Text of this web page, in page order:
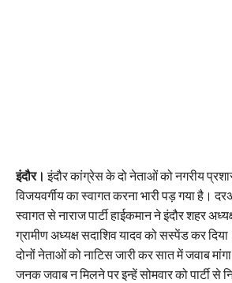
इंदौर। इंदौर कांग्रेस के दो नेताओं को नगरीय
विजयवर्गीय का स्वागत करना भारी पड़ गया है।
स्वागत से नाराज पार्टी हाईकमान ने इंदौर शहर
ग्रामीण अध्यक्ष सदाशिव यादव को सस्पेंड कर
दोनों नेताओं को नाटिस जारी कर सात में जवाब
जनक जवाब न मिलने पर इन्हें सोमवार को पार्टी से